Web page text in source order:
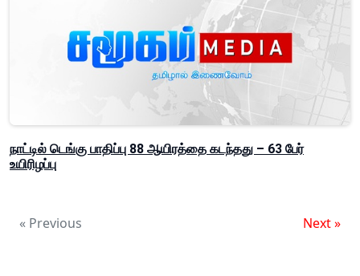
நாட்டில் டெங்கு பாதிப்பு 88 ஆயிரத்தை கடந்தது – 63 பேர்
உயிரிழப்பு
« Previous Next »